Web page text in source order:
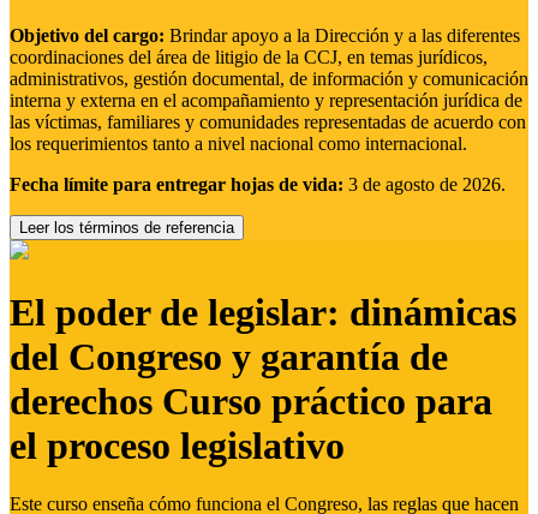
Objetivo del cargo: Brindar apoyo a la Dirección y a las diferentes
coordinaciones del área de litigio de la CCJ, en temas jurídicos,
administrativos, gestión documental, de información y comunicación
interna y externa en el acompañamiento y representación jurídica de
las víctimas, familiares y comunidades representadas de acuerdo con
los requerimientos tanto a nivel nacional como internacional.
Fecha límite para entregar hojas de vida: 3 de agosto de 2026.
Leer los términos de referencia
El poder de legislar: dinámicas
del Congreso y garantía de
derechos Curso práctico para
el proceso legislativo
Este curso enseña cómo funciona el Congreso, las reglas que hacen